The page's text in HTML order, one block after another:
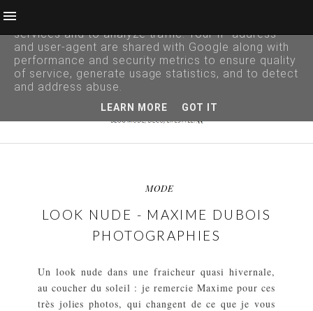
MODE
LOOK NUDE - MAXIME DUBOIS
PHOTOGRAPHIES
Un look nude dans une fraicheur quasi hivernale,
au coucher du soleil : je remercie Maxime pour ces
très jolies photos, qui changent de ce que je vous
This site uses cookies from Google to deliver its
services and to analyze traffic. Your IP address
and user-agent are shared with Google along with
performance and security metrics to ensure quality
of service, generate usage statistics, and to detect
and address abuse.
LEARN MORE GOT IT